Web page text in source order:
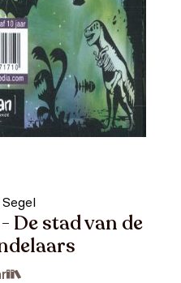
De stad van de